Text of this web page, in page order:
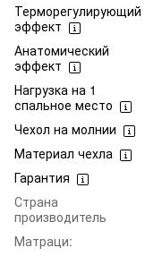
Терморегулирующий
эффект
Анатомический
эффект
Нагрузка на 1
спальное место
Чехол на молнии
Материал чехла
Гарантия
Страна
производитель
Матраци: